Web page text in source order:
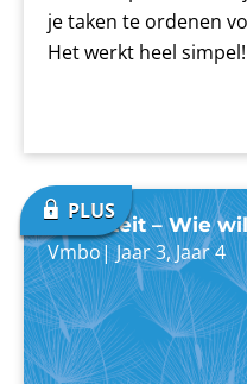
je taken te ordenen
Het werkt heel simpel!
Identiteit – Wie
Vmbo|Jaar 3,Jaar 4